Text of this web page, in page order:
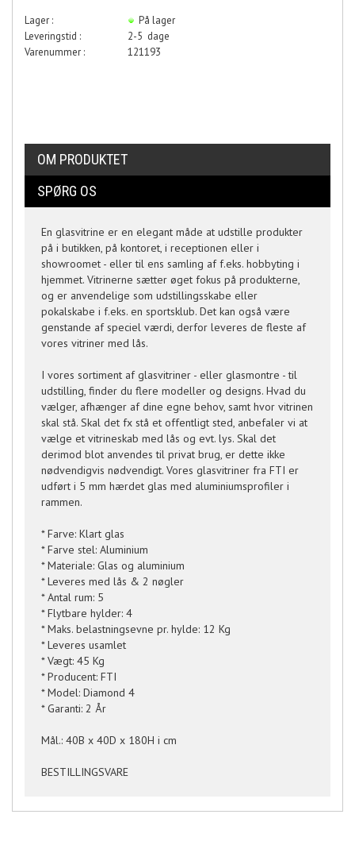
Lager :
På lager
Leveringstid :
2-5 dage
Varenummer :
121193
OM PRODUKTET
SPØRG OS
En glasvitrine er en elegant måde at udstille produkter
på i butikken, på kontoret, i receptionen eller i
showroomet - eller til ens samling af f.eks. hobbyting i
hjemmet. Vitrinerne sætter øget fokus på produkterne,
og er anvendelige som udstillingsskabe eller
pokalskabe i f.eks. en sportsklub. Det kan også være
genstande af speciel værdi, derfor leveres de fleste af
vores vitriner med lås.
I vores sortiment af glasvitriner - eller glasmontre - til
udstilling, finder du flere modeller og designs. Hvad du
vælger, afhænger af dine egne behov, samt hvor vitrinen
skal stå. Skal det fx stå et offentligt sted, anbefaler vi at
vælge et vitrineskab med lås og evt. lys. Skal det
derimod blot anvendes til privat brug, er dette ikke
nødvendigvis nødvendigt. Vores glasvitriner fra FTI er
udført i 5 mm hærdet glas med aluminiumsprofiler i
rammen.
* Farve: Klart glas
* Farve stel: Aluminium
* Materiale: Glas og aluminium
* Leveres med lås & 2 nøgler
* Antal rum: 5
* Flytbare hylder: 4
* Maks. belastningsevne pr. hylde: 12 Kg
* Leveres usamlet
* Vægt: 45 Kg
* Producent: FTI
* Model: Diamond 4
* Garanti: 2 År
Mål.: 40B x 40D x 180H i cm
BESTILLINGSVARE